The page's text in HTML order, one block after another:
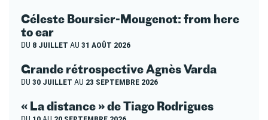
Céleste Boursier-Mougenot: from here
to ear
DU 8 JUILLET AU 31 AOÛT 2026
Grande rétrospective Agnès Varda
DU 30 JUILLET AU 23 SEPTEMBRE 2026
« La distance » de Tiago Rodrigues